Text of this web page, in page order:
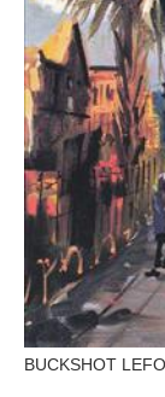
BUCKSHOT